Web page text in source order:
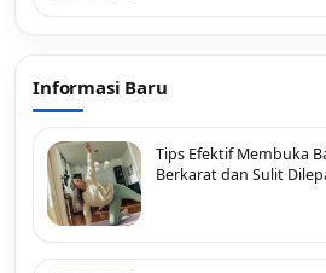
Informasi Baru
Tips Efektif Membuka
Berkarat dan Sulit